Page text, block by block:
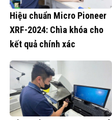
Hiệu chuẩn Micro Pioneer
XRF-2024: Chìa khóa cho
kết quả chính xác